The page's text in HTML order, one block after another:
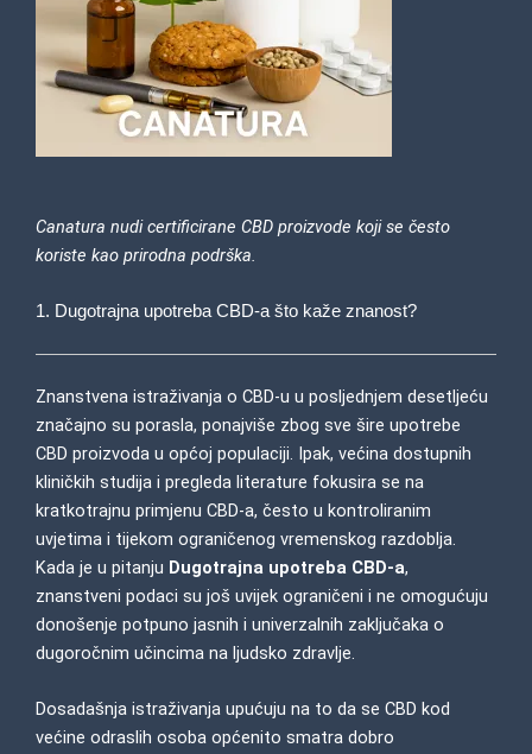
Canatura nudi certificirane CBD proizvode koji se često
koriste kao prirodna podrška.
1. Dugotrajna upotreba CBD-a što kaže znanost?
Znanstvena istraživanja o CBD-u u posljednjem desetljeću
značajno su porasla, ponajviše zbog sve šire upotrebe
CBD proizvoda u općoj populaciji. Ipak, većina dostupnih
kliničkih studija i pregleda literature fokusira se na
kratkotrajnu primjenu CBD-a, često u kontroliranim
uvjetima i tijekom ograničenog vremenskog razdoblja.
Kada je u pitanju Dugotrajna upotreba CBD-a,
znanstveni podaci su još uvijek ograničeni i ne omogućuju
donošenje potpuno jasnih i univerzalnih zaključaka o
dugoročnim učincima na ljudsko zdravlje.
Dosadašnja istraživanja upućuju na to da se CBD kod
većine odraslih osoba općenito smatra dobro